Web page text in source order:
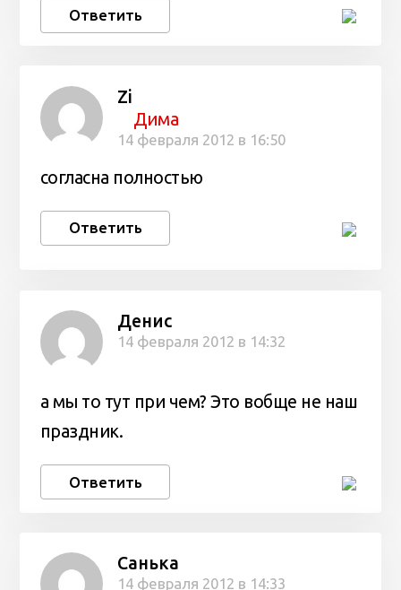
Ответить
Zi
Дима
14 февраля 2012 в 16:50
согласна полностью
Ответить
Денис
14 февраля 2012 в 14:32
а мы то тут при чем? Это вобще не наш
праздник.
Ответить
Санька
14 февраля 2012 в 14:33